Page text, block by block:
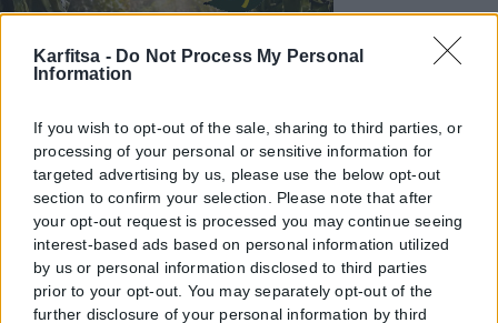
Karfitsa - Do Not Process My Personal
Information
If you wish to opt-out of the sale, sharing to third parties, or
processing of your personal or sensitive information for
targeted advertising by us, please use the below opt-out
section to confirm your selection. Please note that after
your opt-out request is processed you may continue seeing
interest-based ads based on personal information utilized
by us or personal information disclosed to third parties
prior to your opt-out. You may separately opt-out of the
further disclosure of your personal information by third